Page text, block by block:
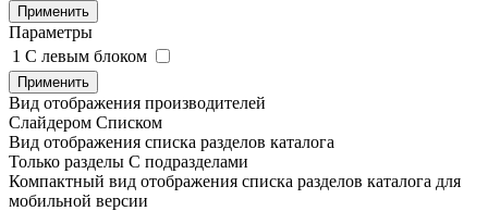
Применить
Параметры
1 C левым блоком
Применить
Вид отображения производителей
Слайдером Списком
Вид отображения списка разделов каталога
Только разделы С подразделами
Компактный вид отображения списка разделов каталога для
мобильной версии